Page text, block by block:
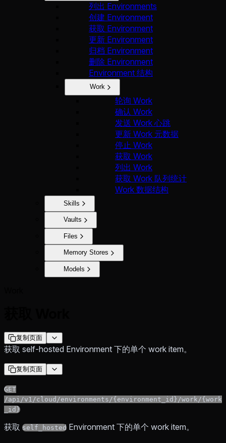
列出 Environments
创建 Environment
获取 Environment
更新 Environment
归档 Environment
删除 Environment
Environment 结构
Work
轮询 Work
确认 Work
发送 Work 心跳
更新 Work 元数据
停止 Work
获取 Work
列出 Work
获取 Work 队列统计
Work 数据结构
Skills
Vaults
Files
Memory Stores
Models
复制页面
获取 self-hosted Environment 下的单个 work item。
复制页面
GET
/api/v1/cloud/environments/{environment_id}/work/{work
_id}
获取 self_hosted Environment 下的单个 work item。